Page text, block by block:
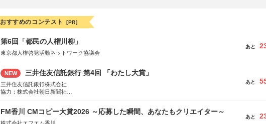
おすすめのコンテスト [PR]
第6回「都民の人権川柳」
東京都人権啓発活動ネットワーク協議会
あと
NEW 三井住友信託銀行 第4回 「わたし大賞」
三井住友信託銀行株式会社
協力：株式会社朝日新聞社
あと
FM香川 CMコピー大賞2026 ～応募した瞬間、あなたもクリエイター～
あと